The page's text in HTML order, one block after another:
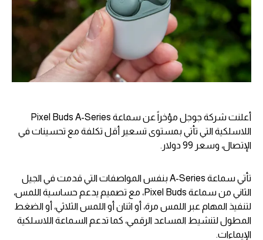
أعلنت شركة جوجل مؤخراً عن سماعة Pixel Buds A-Series
اللاسلكية التي تأتي بمستوى تسعير أقل تكلفة مع تحسينات في
الإتصال، وسعر 99 دولار.
تأتي سماعة A-Series بنفس المواصفات التي قدمت في الجيل
الثاني من سماعة Pixel Buds، مع تصميم يدعم حساسية اللمس،
لتنفيذ المهام عبر اللمس مرة، أو اثنان أو اللمس الثلاثي، أو الضغط
المطول لتنشيط المساعد الرقمي، كما تدعم السماعة اللاسلكية
الإيماءات.